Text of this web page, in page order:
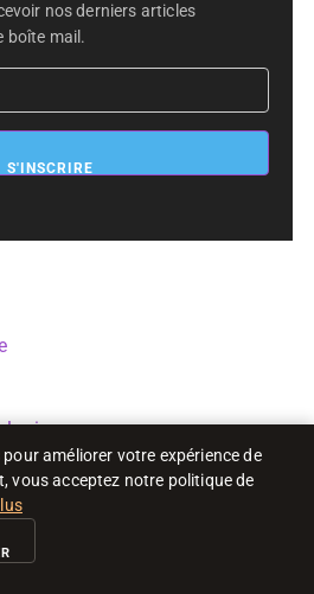
nos derniers articles
boîte mail.
S'INSCRIRE
améliorer votre expérience de
vous acceptez notre politique de